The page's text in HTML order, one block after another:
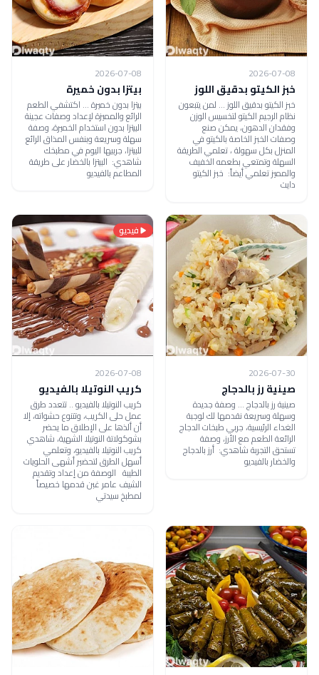
2026-07-08
خبز الكيتو بدقيق اللوز
خبز الكيتو بدقيق اللوز ... لمن يتبعون
نظام الرجيم الكيتو لتخسيس الوزن
وفقدان الدهون، يمكن صنع
وصفات الخبز الخاصة بالكيتو في
المنزل بكل سهولة ، تعلمي الطريقة
السهلة وتمتعي بطعمه الخفيف
والمميز تعلمي أيضاً: خبز الكيتو
دايت
2026-07-08
بيتزا بدون خميرة
بيتزا بدون خميرة ... اكتشفي الطعم
الرائع والمميزة لإعداد وصفات عجينة
البيتزا بدون استخدام الخميرة، وصفة
سهلة وسريعة وبنفس المذاق الرائع
للبيتزا، جربيها اليوم في مطبخك
شاهدي: البيتزا بالخضار على طريقة
المطاعم بالفيديو
2026-07-30
صينية رز بالدجاج
صينية رز بالدجاج ... وصفة جديدة
وسهلة وسريعة نقدمها لك لوجبة
الغداء الرئيسية، جربي طبخات الدجاج
الرائعة الطعم مع الأرز، وصفة
تستحق التجربة شاهدي: أرز بالدجاج
والخضار بالفيديو
فيديو
2026-07-08
كريب النوتيلا بالفيديو
كريب النوتيلا بالفيديو .. تتعدد طرق
عمل حلى الكريب، وتتنوع حشواته، إلا
أن ألذها على الإطلاق ما يحضر
بشوكولاتة النوتيلا الشهية، شاهدي
كريب النوتيلا بالفيديو، وتعلمي
أسهل الطرق لتحضير أشهى الحلويات
الطيبة الوصفة من إعداد وتقديم
الشيف عامر غبن قدمها خصيصاً
لمطبخ سيدتي